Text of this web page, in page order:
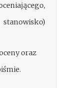
stanowisko)
oraz